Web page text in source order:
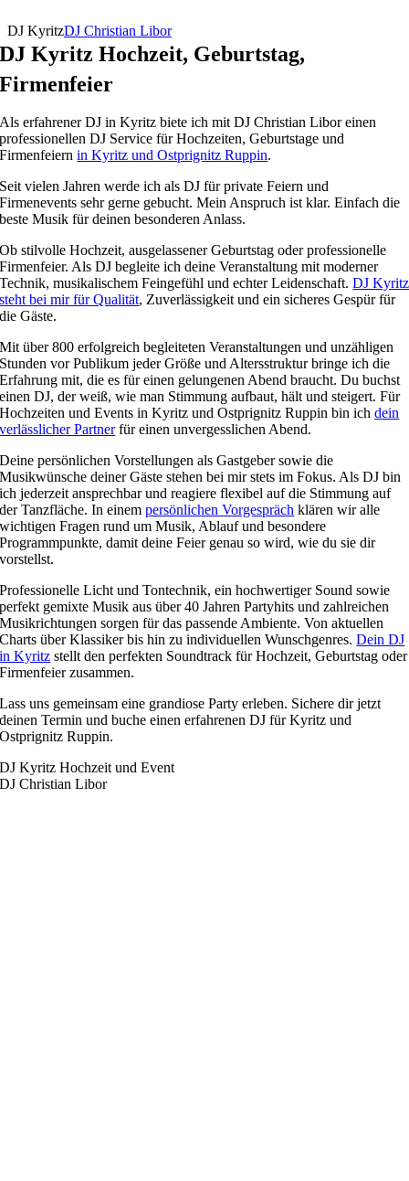
DJ KyritzDJ Christian Libor
DJ Kyritz Hochzeit, Geburtstag,
Firmenfeier
Als erfahrener DJ in Kyritz biete ich mit DJ Christian Libor einen
professionellen DJ Service für Hochzeiten, Geburtstage und
Firmenfeiernin Kyritz und Ostprignitz Ruppin.
Seit vielen Jahren werde ich als DJ für private Feiern und
Firmenevents sehr gerne gebucht. Mein Anspruch ist klar. Einfach die
beste Musik für deinen besonderen Anlass.
Ob stilvolle Hochzeit, ausgelassener Geburtstag oder professionelle
Firmenfeier. Als DJ begleite ich deine Veranstaltung mit moderner
Technik, musikalischem Feingefühl und echter Leidenschaft.DJ Kyritz
steht bei mir für Qualität, Zuverlässigkeit und ein sicheres Gespür für
die Gäste.
Mit über 800 erfolgreich begleiteten Veranstaltungen und unzähligen
Stunden vor Publikum jeder Größe und Altersstruktur bringe ich die
Erfahrung mit, die es für einen gelungenen Abend braucht. Du buchst
einen DJ, der weiß, wie man Stimmung aufbaut, hält und steigert. Für
Hochzeiten und Events in Kyritz und Ostprignitz Ruppin bin ichdein
verlässlicher Partnerfür einen unvergesslichen Abend.
Deine persönlichen Vorstellungen als Gastgeber sowie die
Musikwünsche deiner Gäste stehen bei mir stets im Fokus. Als DJ bin
ich jederzeit ansprechbar und reagiere flexibel auf die Stimmung auf
der Tanzfläche. In einempersönlichen Vorgespräch klären wir alle
wichtigen Fragen rund um Musik, Ablauf und besondere
Programmpunkte, damit deine Feier genau so wird, wie du sie dir
vorstellst.
Professionelle Licht und Tontechnik, ein hochwertiger Sound sowie
perfekt gemixte Musik aus über 40 Jahren Partyhits und zahlreichen
Musikrichtungen sorgen für das passende Ambiente. Von aktuellen
Charts über Klassiker bis hin zu individuellen Wunschgenres.Dein DJ
in Kyritz stellt den perfekten Soundtrack für Hochzeit, Geburtstag oder
Firmenfeier zusammen.
Lass uns gemeinsam eine grandiose Party erleben. Sichere dir jetzt
deinen Termin und buche einen erfahrenen DJ für Kyritz und
Ostprignitz Ruppin.
DJ Kyritz Hochzeit und Event
DJ Christian Libor